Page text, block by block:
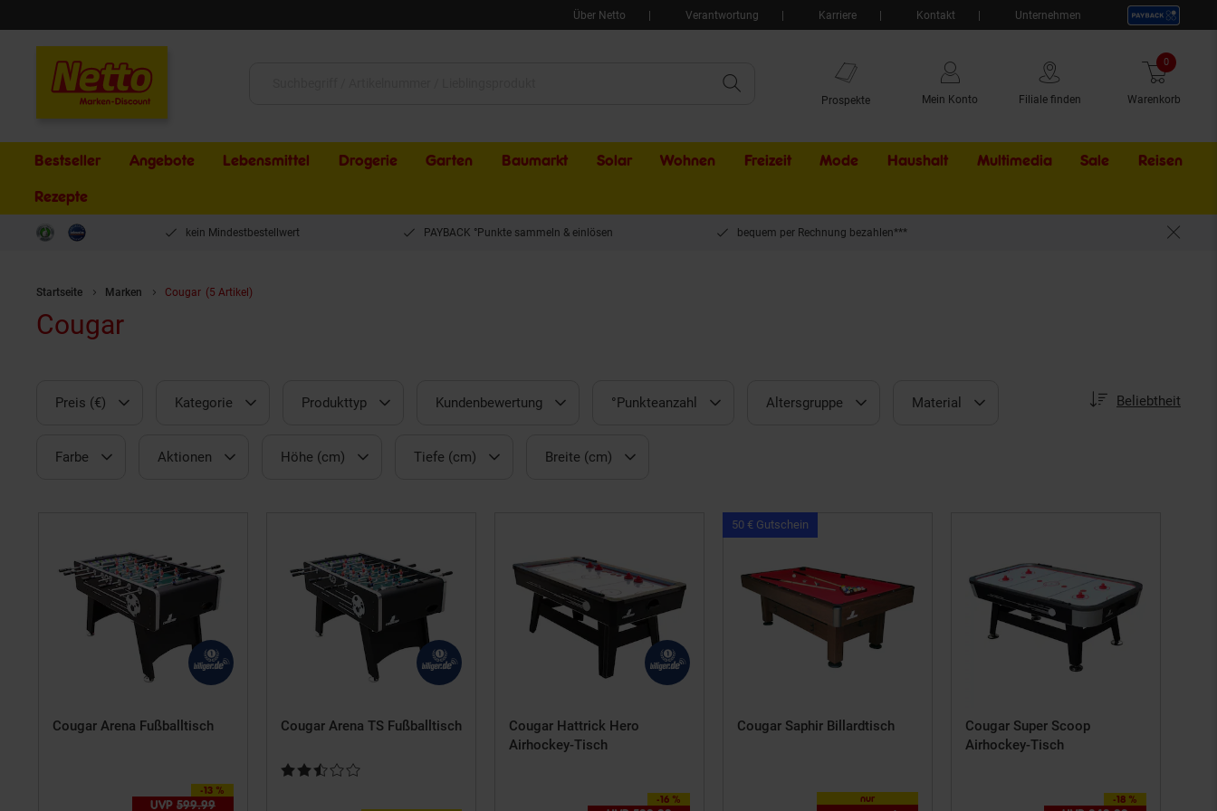
Über Netto Verantwortung Karriere Kontakt Unternehmen
Prospekte Mein Konto Filiale finden Warenkorb
0 Artikel
Bestseller Angebote Lebensmittel Drogerie Garten Baumarkt Solar Wohnen Freizeit Mode Haushalt Multimedia Sale Externer
Reisen
Rezepte
kein Mindestbestellwert PAYBACK °Punkte sammeln & einlösen bequem per Rechnung bezahlen***
Startseite Marken Cougar (5 Artikel)
Cougar
Preis (€) Kategorie Produkttyp Kundenbewertung °Punkteanzahl Altersgruppe Material
Farbe Aktionen Höhe (cm) Tiefe (cm) Breite (cm)
SortierungSortierung:
Beliebtheit
Cougar Arena Fußballtisch
-13 %
Sie Sparen 13 Prozent,
UVP 599.99
Cougar Arena TS Fußballtisch
Kundenbewertung: 2,5 von 5 Sternen
Cougar Hattrick Hero
Airhockey-Tisch
-16 %
Sie Sparen 16 Prozent,
Cougar Saphir Billardtisch
nur
50 € Gutschein
Artikel50
Gutschein
Cougar Super Scoop
Airhockey-Tisch
-18 %
Sie Sparen 18 Prozent,